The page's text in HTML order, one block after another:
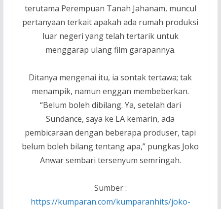
terutama Perempuan Tanah Jahanam, muncul
pertanyaan terkait apakah ada rumah produksi
luar negeri yang telah tertarik untuk
menggarap ulang film garapannya.
Ditanya mengenai itu, ia sontak tertawa; tak
menampik, namun enggan membeberkan.
“Belum boleh dibilang. Ya, setelah dari
Sundance, saya ke LA kemarin, ada
pembicaraan dengan beberapa produser, tapi
belum boleh bilang tentang apa,” pungkas Joko
Anwar sembari tersenyum semringah.
Sumber :
https://kumparan.com/kumparanhits/joko-